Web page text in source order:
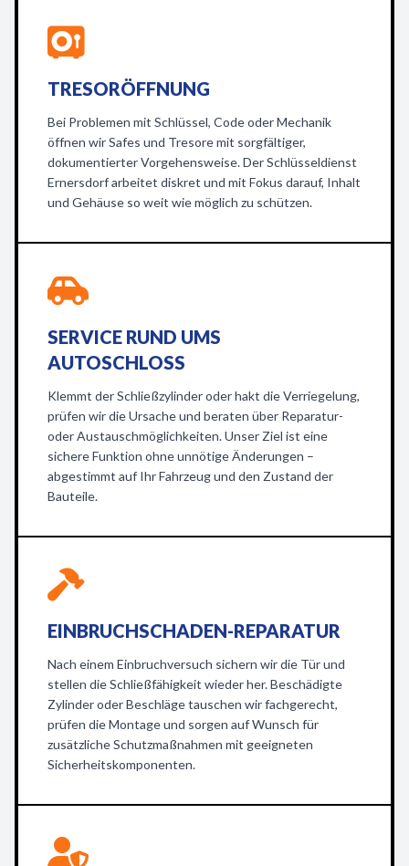
TRESORÖFFNUNG
Bei Problemen mit Schlüssel, Code oder Mechanik
öffnen wir Safes und Tresore mit sorgfältiger,
dokumentierter Vorgehensweise. Der Schlüsseldienst
Ernersdorf arbeitet diskret und mit Fokus darauf, Inhalt
und Gehäuse so weit wie möglich zu schützen.
SERVICE RUND UMS
AUTOSCHLOSS
Klemmt der Schließzylinder oder hakt die Verriegelung,
prüfen wir die Ursache und beraten über Reparatur-
oder Austauschmöglichkeiten. Unser Ziel ist eine
sichere Funktion ohne unnötige Änderungen –
abgestimmt auf Ihr Fahrzeug und den Zustand der
Bauteile.
EINBRUCHSCHADEN-REPARATUR
Nach einem Einbruchversuch sichern wir die Tür und
stellen die Schließfähigkeit wieder her. Beschädigte
Zylinder oder Beschläge tauschen wir fachgerecht,
prüfen die Montage und sorgen auf Wunsch für
zusätzliche Schutzmaßnahmen mit geeigneten
Sicherheitskomponenten.